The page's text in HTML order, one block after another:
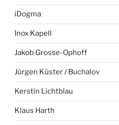
iDogma
Inox Kapell
Jakob Grosse-Ophoff
Jürgen Küster / Buchalov
Kerstin Lichtblau
Klaus Harth